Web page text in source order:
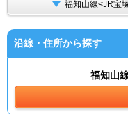
福知山線<JR宝
沿線・住所から探す
福知山